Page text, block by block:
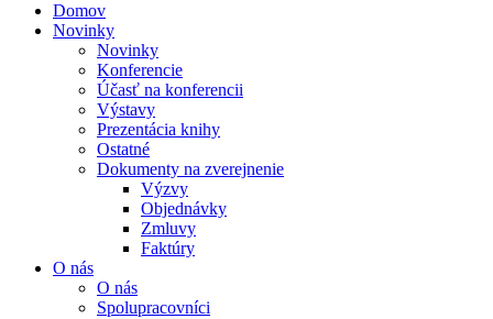
Domov
Novinky
Novinky
Konferencie
Účasť na konferencii
Výstavy
Prezentácia knihy
Ostatné
Dokumenty na zverejnenie
Výzvy
Objednávky
Zmluvy
Faktúry
O nás
O nás
Spolupracovníci